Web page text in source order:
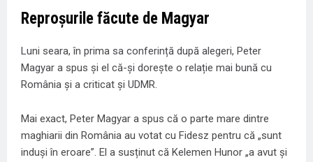
Reproșurile făcute de Magyar
Luni seara, în prima sa conferință după alegeri, Peter
Magyar a spus și el că-și dorește o relație mai bună cu
România și a criticat și UDMR.
Mai exact, Peter Magyar a spus că o parte mare dintre
maghiarii din România au votat cu Fidesz pentru că „sunt
induși în eroare”. El a susținut că Kelemen Hunor „a avut și